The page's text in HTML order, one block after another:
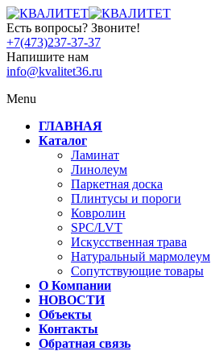
Есть вопросы? Звоните!
+7(473)237-37-37
Напишите нам
info@kvalitet36.ru
Menu
ГЛАВНАЯ
Каталог
Ламинат
Линолеум
Паркетная доска
Плинтусы и пороги
Ковролин
SPC/LVT
Искусственная трава
Натуральный мармолеум
Сопутствующие товары
О Компании
НОВОСТИ
Объекты
Контакты
Обратная связь